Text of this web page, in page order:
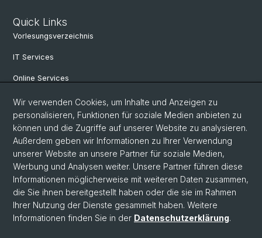
Quick Links
Vorlesungsverzeichnis
IT Services
Online Services
Personensuche
PhD Programm
Dokumente & Links
News & Events
© Universität Basel
Datenschutzerklärung
Wir verwenden Cookies, um Inhalte und Anzeigen zu
personalisieren, Funktionen für soziale Medien anbieten zu
können und die Zugriffe auf unserer Website zu analysieren.
Außerdem geben wir Informationen zu Ihrer Verwendung
unserer Website an unsere Partner für soziale Medien,
Werbung und Analysen weiter. Unsere Partner führen diese
Informationen möglicherweise mit weiteren Daten zusammen,
die Sie ihnen bereitgestellt haben oder die sie im Rahmen
Ihrer Nutzung der Dienste gesammelt haben. Weitere
Informationen finden Sie in der Datenschutzerklärung.